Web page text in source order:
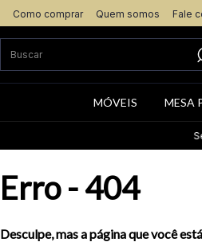
Como comprar Quem somos Fale
MÓVEIS MESA
Erro - 404
Desculpe, mas a página que você